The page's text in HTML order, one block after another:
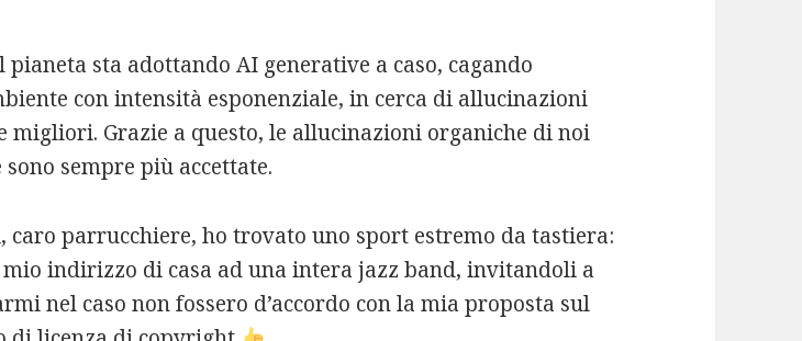
pianeta sta adottando AI generative a caso, cagando
con intensità esponenziale, in cerca di allucinazioni
migliori. Grazie a questo, le allucinazioni organiche di noi
sono sempre più accettate.
caro parrucchiere, ho trovato uno sport estremo da tastiera:
indirizzo di casa ad una intera jazz band, invitandoli a
nel caso non fossero d’accordo con la mia proposta sul